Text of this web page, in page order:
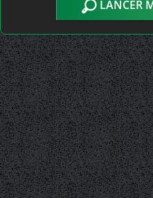
LANCER